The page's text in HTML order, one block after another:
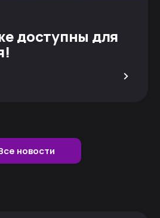
доступны для
>
новости